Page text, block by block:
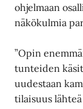
ohjelmaan
näkökulmia
”Opin
tunteiden
uudestaan
tilaisuus